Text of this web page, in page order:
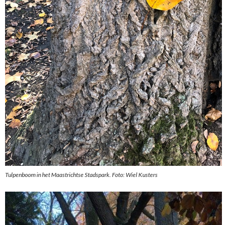
Tulpenboom in het Maastrichtse Stadspark. Foto: Wiel Kusters